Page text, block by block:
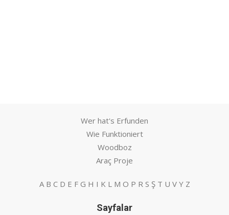
Wer hat's Erfunden
Wie Funktioniert
Woodboz
Araç Proje
A B C D E F G H I K L M O P R S Ş T U V Y Z
Sayfalar